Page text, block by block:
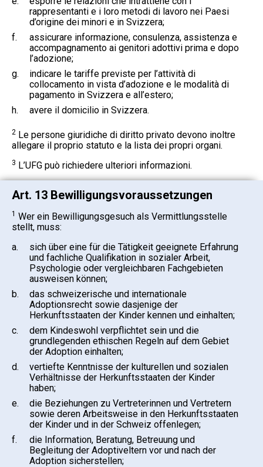
rappresentanti e i loro metodi di lavoro nei Paesi
d’origine dei minori e in Svizzera;
f.
assicurare informazione, consulenza, assistenza e
accompagnamento ai genitori adottivi prima e dopo
l’adozione;
g.
indicare le tariffe previste per l’attività di
collocamento in vista d’adozione e le modalità di
pagamento in Svizzera e all’estero;
h.
avere il domicilio in Svizzera.
2 Le persone giuridiche di diritto privato devono inoltre
allegare il proprio statuto e la lista dei propri organi.
3 L’UFG può richiedere ulteriori informazioni.
Art. 13 Bewilligungsvoraussetzungen
1 Wer ein Bewilligungsgesuch als Vermittlungsstelle
stellt, muss:
a.
sich über eine für die Tätigkeit geeignete Erfahrung
und fachliche Qualifikation in sozialer Arbeit,
Psychologie oder vergleichbaren Fachgebieten
ausweisen können;
b.
das schweizerische und internationale
Adoptionsrecht sowie dasjenige der
Herkunftsstaaten der Kinder kennen und einhalten;
c.
dem Kindeswohl verpflichtet sein und die
grundlegenden ethischen Regeln auf dem Gebiet
der Adoption einhalten;
d.
vertiefte Kenntnisse der kulturellen und sozialen
Verhältnisse der Herkunftsstaaten der Kinder
haben;
e.
die Beziehungen zu Vertreterinnen und Vertretern
sowie deren Arbeitsweise in den Herkunftsstaaten
der Kinder und in der Schweiz offenlegen;
f.
die Information, Beratung, Betreuung und
Begleitung der Adoptiveltern vor und nach der
Adoption sicherstellen;